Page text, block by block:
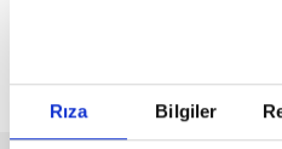
Rıza Bilgiler